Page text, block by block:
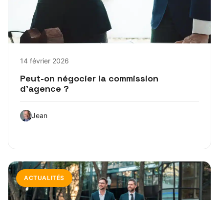
14 février 2026
Peut-on négocier la commission
d’agence ?
Jean
ACTUALITÉS